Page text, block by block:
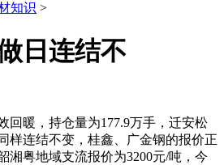
知识 >
日连结不
暖，持仓量为177.9万手，迁安松
样连结不变，桂鑫、广金钢的报价正
湘粤地域支流报价为3200元/吨，今